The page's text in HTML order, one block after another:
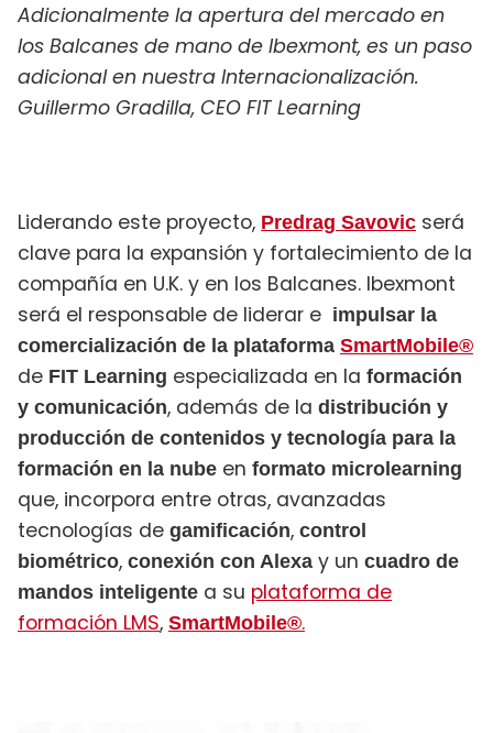
Adicionalmente la apertura del mercado en
los Balcanes de mano de Ibexmont, es un paso
adicional en nuestra Internacionalización.
Guillermo Gradilla, CEO FIT Learning
Liderando este proyecto, Predrag Savovic será
clave para la expansión y fortalecimiento de la
compañía en U.K. y en los Balcanes. Ibexmont
será el responsable de liderar e impulsar la
comercialización de la plataforma SmartMobile®
de FIT Learning especializada en la formación
y comunicación, además de la distribución y
producción de contenidos y tecnología para la
formación en la nube en formato microlearning
que, incorpora entre otras, avanzadas
tecnologías de gamificación, control
biométrico, conexión con Alexa y un cuadro de
mandos inteligente a su plataforma de
formación LMS, SmartMobile®.